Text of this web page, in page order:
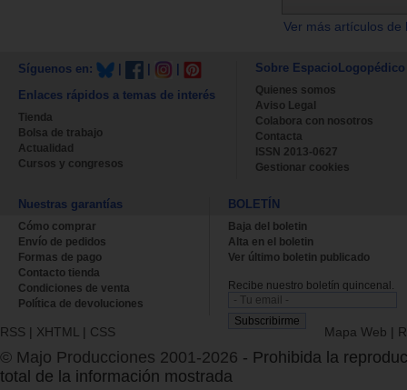
Ver más artículos
Síguenos en:
Enlaces rápidos a temas de interés
Tienda
Bolsa de trabajo
Actualidad
Cursos y congresos
Sobre EspacioLogopédico
Quienes somos
Aviso Legal
Colabora con nosotros
Contacta
ISSN 2013-0627
Gestionar cookies
Nuestras garantías
Cómo comprar
Envío de pedidos
Formas de pago
Contacto tienda
Condiciones de venta
Política de devoluciones
BOLETÍN
Baja del boletin
Alta en el boletin
Ver último boletin publicado
Recibe nuestro boletín quincenal.
RSS | XHTML | CSS Mapa Web |
© Majo Producciones 2001-2026 - Prohibida la
total de la información mostrada